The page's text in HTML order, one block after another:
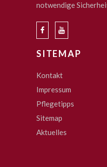
notwendige
SITEMAP
Kontakt
Impressum
Pflegetipps
Sitemap
Aktuelles